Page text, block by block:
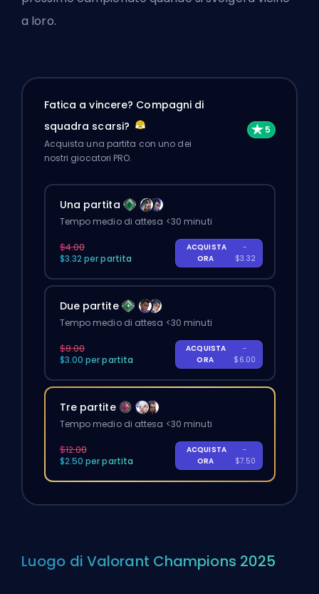
a loro.
Fatica a vincere? Compagni di
squadra scarsi?
Acquista una partita con uno dei
nostri giocatori PRO.
Una partita
Tempo medio di attesa <30 minuti
$4.00
$3.32 per partita
ACQUISTA
ORA
-
$3.32
Due partite
Tempo medio di attesa <30 minuti
$8.00
$3.00 per partita
ACQUISTA
ORA
-
$6.00
Tre partite
Tempo medio di attesa <30 minuti
$12.00
$2.50 per partita
ACQUISTA
ORA
-
$7.50
Luogo di Valorant Champions 2025